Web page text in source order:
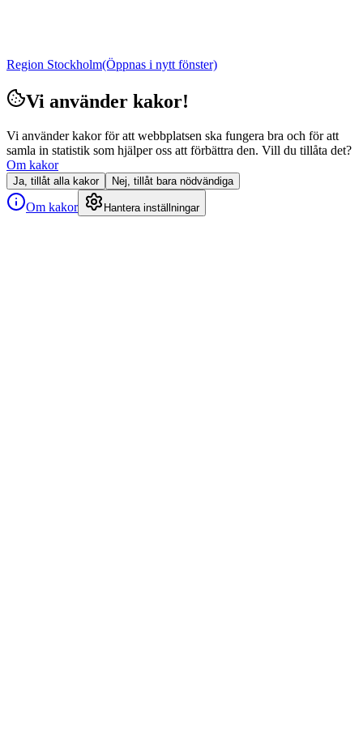
Region Stockholm(Öppnas i nytt fönster)
Vi använder kakor!
Vi använder kakor för att webbplatsen ska fungera bra och för att
samla in statistik som hjälper oss att förbättra den. Vill du tillåta det?
Om kakor
Ja, tillåt alla kakor Nej, tillåt bara nödvändiga
Om kakor Hantera inställningar